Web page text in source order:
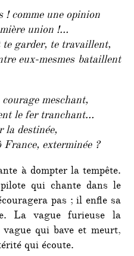
comme une opinion
union !…
garder, te travaillent,
eux-mesmes bataillent
meschant,
le fer tranchant…
la destinée,
exterminée ?
à dompter la tempête.
qui chante dans le
pas ; il enfle sa
La vague furieuse la
qui bave et meurt,
qui écoute.